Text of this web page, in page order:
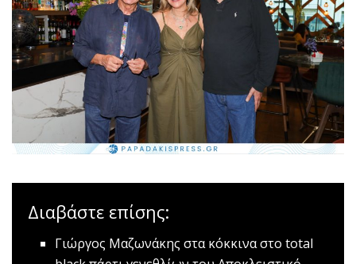
Διαβάστε επίσης:
Γιώργος Μαζωνάκης στα κόκκινα στο tοtal